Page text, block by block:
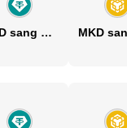
MKD sang USDT